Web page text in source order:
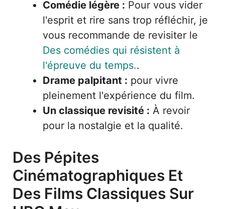
Comédie légère : Pour vous vider
l'esprit et rire sans trop réfléchir, je
vous recommande de revisiter le
Des comédies qui résistent à
l'épreuve du temps..
Drame palpitant : pour vivre
pleinement l'expérience du film.
Un classique revisité : À revoir
pour la nostalgie et la qualité.
Des Pépites
Cinématographiques Et
Des Films Classiques Sur